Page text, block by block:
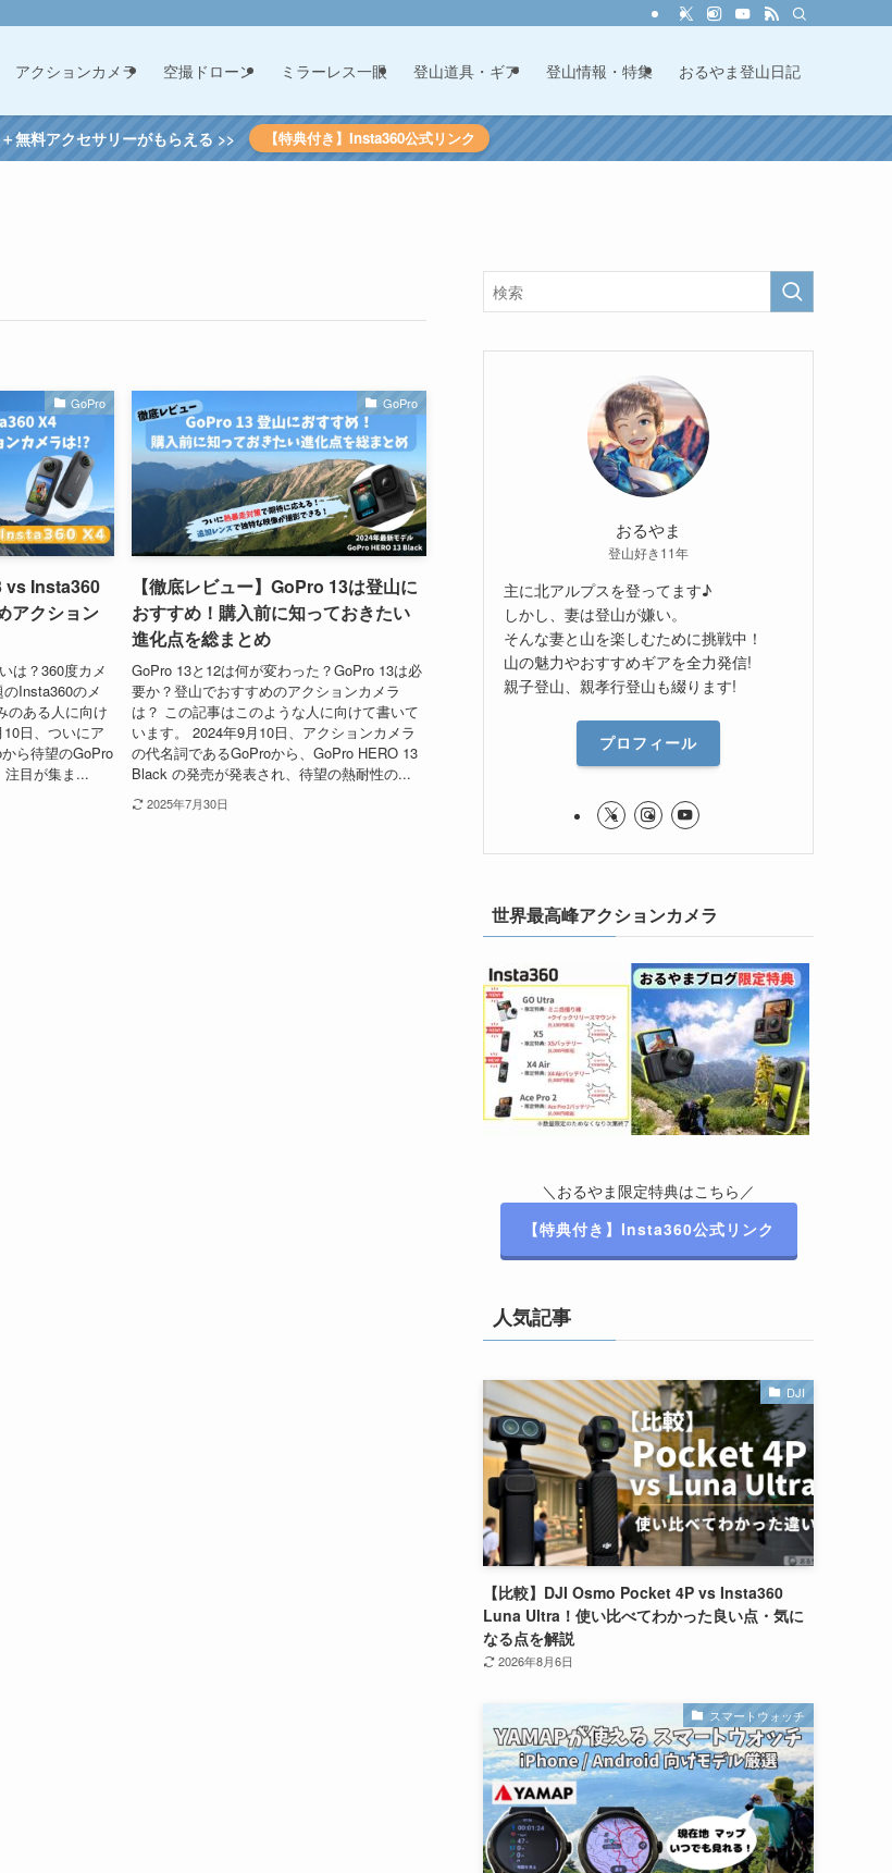
アクションカメラ 空撮ドローン ミラーレス一眼 登山道具・ギア 登山情報・特集 おるやま登山日記
無料アクセサリーがもらえる >> 【特典付き】Insta360公式リンク
GoPro
vs Insta360
アクション
は？360度カメ
Insta360のメ
のある人に向け
日、ついにア
ら待望のGoPro
注目が集ま...
GoPro
【徹底レビュー】GoPro 13は登山に
おすすめ！購入前に知っておきたい
進化点を総まとめ
GoPro 13と12は何が変わった？GoPro 13は必
要か？登山でおすすめのアクションカメラ
は？ この記事はこのような人に向けて書いて
います。 2024年9月10日、アクションカメラ
の代名詞であるGoProから、GoPro HERO 13
Black の発売が発表され、待望の熱耐性の...
2025年7月30日
おるやま
登山好き11年
主に北アルプスを登ってます♪
しかし、妻は登山が嫌い。
そんな妻と山を楽しむために挑戦中！
山の魅力やおすすめギアを全力発信!
親子登山、親孝行登山も綴ります!
プロフィール
世界最高峰アクションカメラ
＼おるやま限定特典はこちら／
【特典付き】Insta360公式リンク
人気記事
DJI
【比較】DJI Osmo Pocket 4P vs Insta360
Luna Ultra！使い比べてわかった良い点・気に
なる点を解説
2026年8月6日
スマートウォッチ